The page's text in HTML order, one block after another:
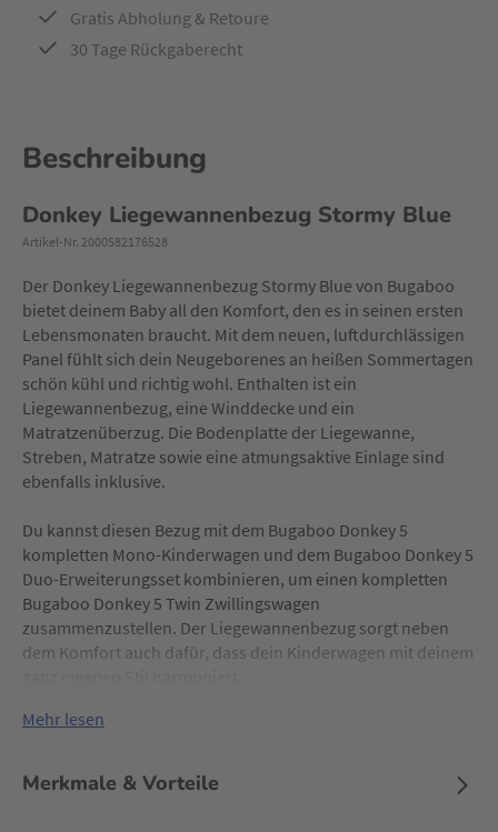
Gratis Abholung & Retoure
30 Tage Rückgaberecht
Beschreibung
Donkey Liegewannenbezug Stormy Blue
Artikel-Nr. 2000582176528
Der Donkey Liegewannenbezug Stormy Blue von Bugaboo
bietet deinem Baby all den Komfort, den es in seinen ersten
Lebensmonaten braucht. Mit dem neuen, luftdurchlässigen
Panel fühlt sich dein Neugeborenes an heißen Sommertagen
schön kühl und richtig wohl. Enthalten ist ein
Liegewannenbezug, eine Winddecke und ein
Matratzenüberzug. Die Bodenplatte der Liegewanne,
Streben, Matratze sowie eine atmungsaktive Einlage sind
ebenfalls inklusive.
Du kannst diesen Bezug mit dem Bugaboo Donkey 5
kompletten Mono-Kinderwagen und dem Bugaboo Donkey 5
Duo-Erweiterungsset kombinieren, um einen kompletten
Bugaboo Donkey 5 Twin Zwillingswagen
zusammenzustellen. Der Liegewannenbezug sorgt neben
dem Komfort auch dafür, dass dein Kinderwagen mit deinem
Mehr lesen
Merkmale & Vorteile